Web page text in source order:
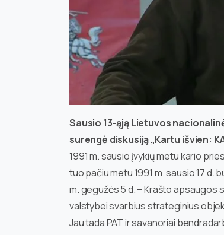
Sausio 13-ąją Lietuvos
surengė diskusiją „Kartu išvien:
1991 m. sausio įvykių metu kario
tuo pačiu metu 1991 m. sausio 17 d.
m. gegužės 5 d. – Krašto apsaugos
valstybei svarbius strateginius
Jau tada PAT ir savanoriai